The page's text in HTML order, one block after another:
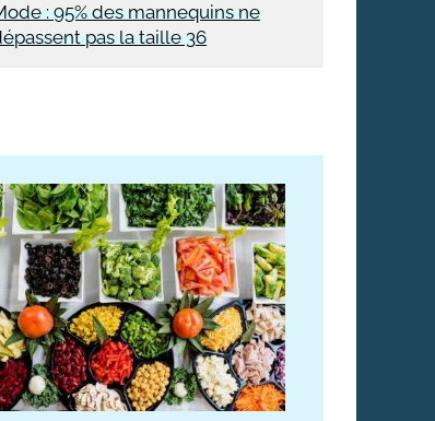
: 95% des mannequins ne
pas la taille 36